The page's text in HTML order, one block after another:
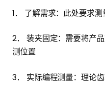
1． 了解需求：此处要求
2． 装夹固定：需要将产
测位置
3． 实际编程测量：理论